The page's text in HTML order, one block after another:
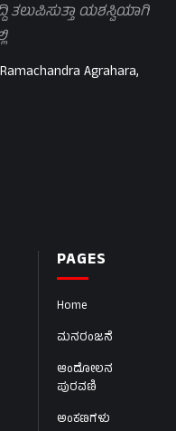
PAGES
Home
ಮನರಂಜನೆ
ಆಂದೋಲನ
ಪುರವಣಿ
ಅಂಕಣಗಳು
ತಲುಪಿಸುತ್ತಾ ಯಶಸ್ವಿಯಾಗಿ
Agrahara,